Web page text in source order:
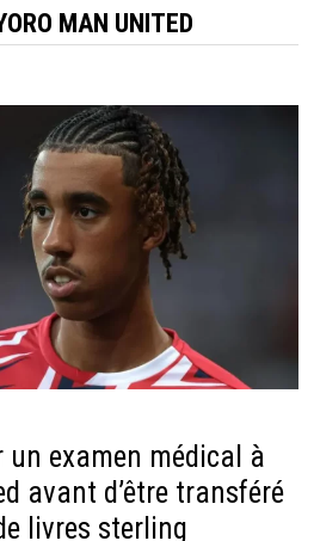
MAN UNITED
examen médical à
avant d’être transféré
livres sterling